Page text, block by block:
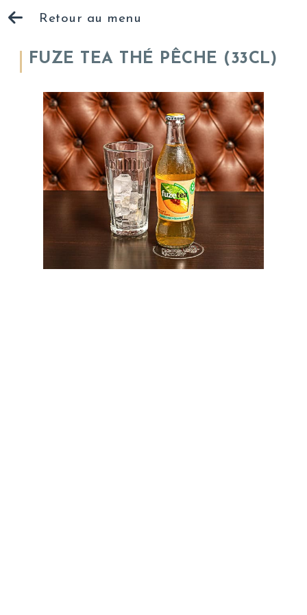
Retour au menu
FUZE TEA THÉ PÊCHE (33CL)